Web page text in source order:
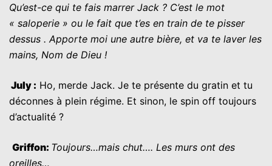
Qu’est-ce qui te fais marrer Jack ? C’est le mot
« saloperie » ou le fait que t’es en train de te pisser
dessus . Apporte moi une autre bière, et va te laver les
mains, Nom de Dieu !
July : Ho, merde Jack. Je te présente du gratin et tu
déconnes à plein régime. Et sinon, le spin off toujours
d’actualité ?
Griffon: Toujours…mais chut…. Les murs ont des
oreilles…